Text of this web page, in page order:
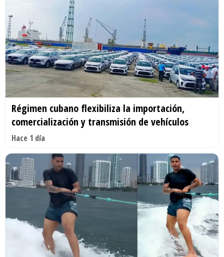
Régimen cubano flexibiliza la importación,
comercialización y transmisión de vehículos
Hace 1 día